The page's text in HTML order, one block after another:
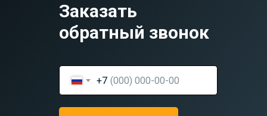
Заказать
обратный звонок
+7